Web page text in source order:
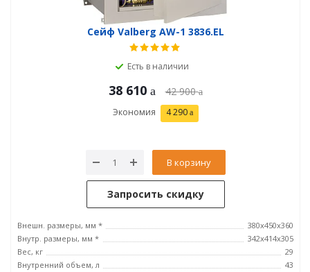
Сейф Valberg AW-1 3836.EL
Есть в наличии
38 610 42 900
Экономия 4 290
В корзину
Запросить скидку
Внешн. размеры, мм *
380x450x360
Внутр. размеры, мм *
342х414х305
Вес, кг
29
Внутренний объем, л
43